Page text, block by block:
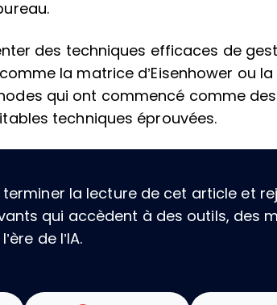
des techniques efficaces de
la matrice d’Eisenhower ou
qui ont commencé comme
techniques éprouvées.
la lecture de cet article et
qui accèdent à des outils, des
de l’IA.